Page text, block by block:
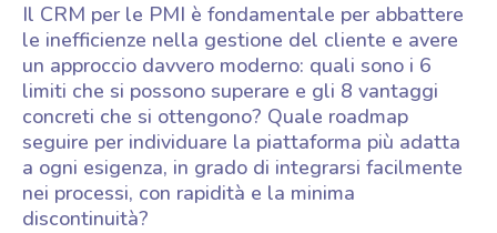
Il CRM per le PMI è fondamentale per abbattere
le inefficienze nella gestione del cliente e avere
un approccio davvero moderno: quali sono i 6
limiti che si possono superare e gli 8 vantaggi
concreti che si ottengono? Quale roadmap
seguire per individuare la piattaforma più adatta
a ogni esigenza, in grado di integrarsi facilmente
nei processi, con rapidità e la minima
discontinuità?